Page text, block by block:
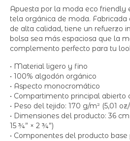
Apuesta por la moda eco friendly
tela orgánica de moda.
de alta calidad, tiene un refuerzo
bolsa sea más espaciosa que la
complemento perfecto para tu
• Material ligero y fino
• 100% algodón orgánico
• Aspecto monocromático
• Compartimento principal abierto
• Peso del tejido: 170 g/m² (5,01
• Dimensiones del producto: 36
15 ¾” × 2 ¾”)
• Componentes del producto